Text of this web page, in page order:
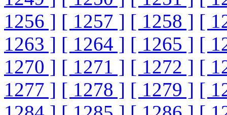
1256 ] [ 1257 ] [ 1258 ] [
1263 ] [ 1264 ] [ 1265 ] [
1270 ] [ 1271 ] [ 1272 ] [
1277 ] [ 1278 ] [ 1279 ] [